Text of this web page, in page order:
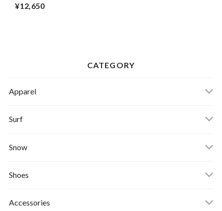
SWEAT D.Slate Blue Lサイ
¥12,650
CATEGORY
Apparel
Banks Journal
Critical Slide(TCSS)
Afends
Roial
Surf
Surfboards
Snow
Board
Binding
Shoes
Sandals
Accessories